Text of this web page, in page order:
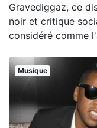
Gravediggaz, ce
noir et critique
considéré comme
Musique